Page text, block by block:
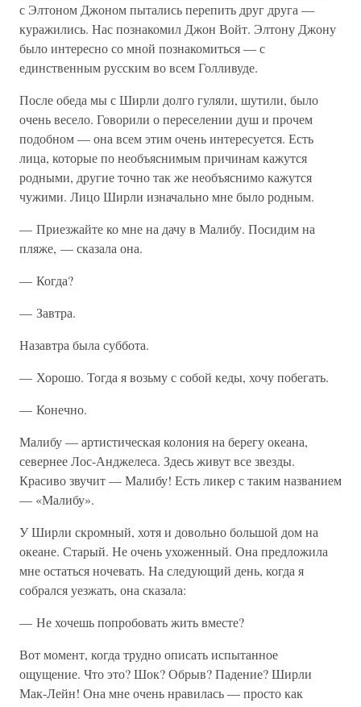
с Элтоном Джоном пытались перепить друг друга —
куражились. Нас познакомил Джон Войт. Элтону Джону
было интересно со мной познакомиться — с
единственным русским во всем Голливуде.
После обеда мы с Ширли долго гуляли, шутили, было
очень весело. Говорили о переселении душ и прочем
подобном — она всем этим очень интересуется. Есть
лица, которые по необъяснимым причинам кажутся
родными, другие точно так же необъяснимо кажутся
чужими. Лицо Ширли изначально мне было родным.
— Приезжайте ко мне на дачу в Малибу. Посидим на
пляже, — сказала она.
— Когда?
— Завтра.
Назавтра была суббота.
— Хорошо. Тогда я возьму с собой кеды, хочу побегать.
— Конечно.
Малибу — артистическая колония на берегу океана,
севернее Лос-Анджелеса. Здесь живут все звезды.
Красиво звучит — Малибу! Есть ликер с таким названием
— «Малибу».
У Ширли скромный, хотя и довольно большой дом на
океане. Старый. Не очень ухоженный. Она предложила
мне остаться ночевать. На следующий день, когда я
собрался уезжать, она сказала:
— Не хочешь попробовать жить вместе?
Вот момент, когда трудно описать испытанное
ощущение. Что это? Шок? Обрыв? Падение? Ширли
Мак-Лейн! Она мне очень нравилась — просто как